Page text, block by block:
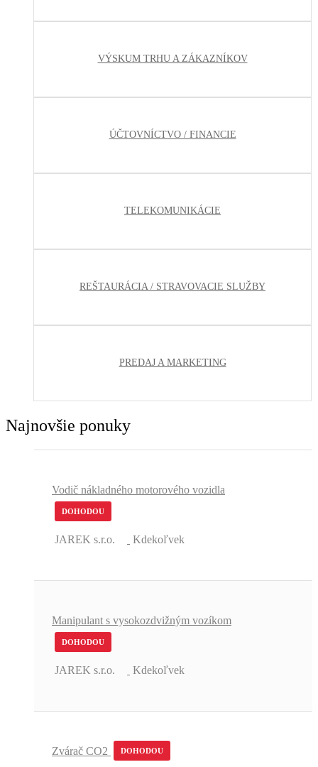
VÝSKUM TRHU A ZÁKAZNÍKOV
ÚČTOVNÍCTVO / FINANCIE
TELEKOMUNIKÁCIE
REŠTAURÁCIA / STRAVOVACIE SLUŽBY
PREDAJ A MARKETING
Najnovšie ponuky
Vodič nákladného motorového vozidla
DOHODOU
JAREK s.r.o. Kdekoľvek
Manipulant s vysokozdvižným vozíkom
DOHODOU
JAREK s.r.o. Kdekoľvek
Zvárač CO2 DOHODOU